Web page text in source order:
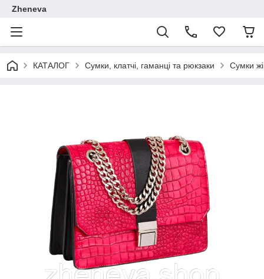
Zheneva
КАТАЛОГ Сумки, клатчі, гаманці та рюкзаки Сумки